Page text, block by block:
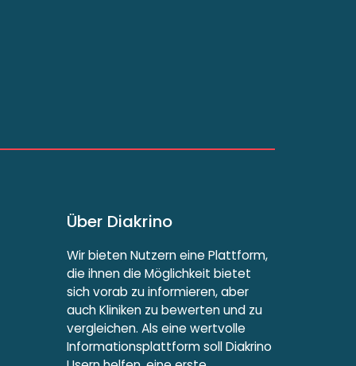
Über Diakrino
Wir bieten Nutzern eine Plattform,
die ihnen die Möglichkeit bietet
sich vorab zu informieren, aber
auch Kliniken zu bewerten und zu
vergleichen. Als eine wertvolle
Informationsplattform soll Diakrino